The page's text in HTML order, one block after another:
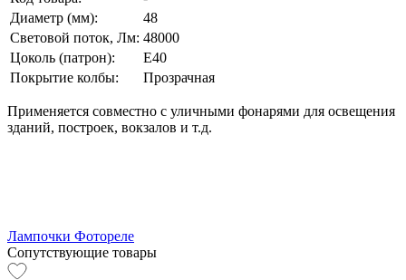
Диаметр (мм):
48
Световой поток, Лм: 48000
Цоколь (патрон):
E40
Покрытие колбы:
Прозрачная
Применяется совместно с уличными фонарями для освещения
зданий, построек, вокзалов и т.д.
Лампочки Фотореле
Сопутствующие товары